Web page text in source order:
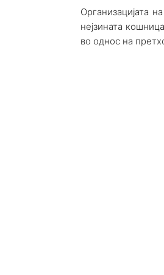
Организацијата
нејзината
во однос на